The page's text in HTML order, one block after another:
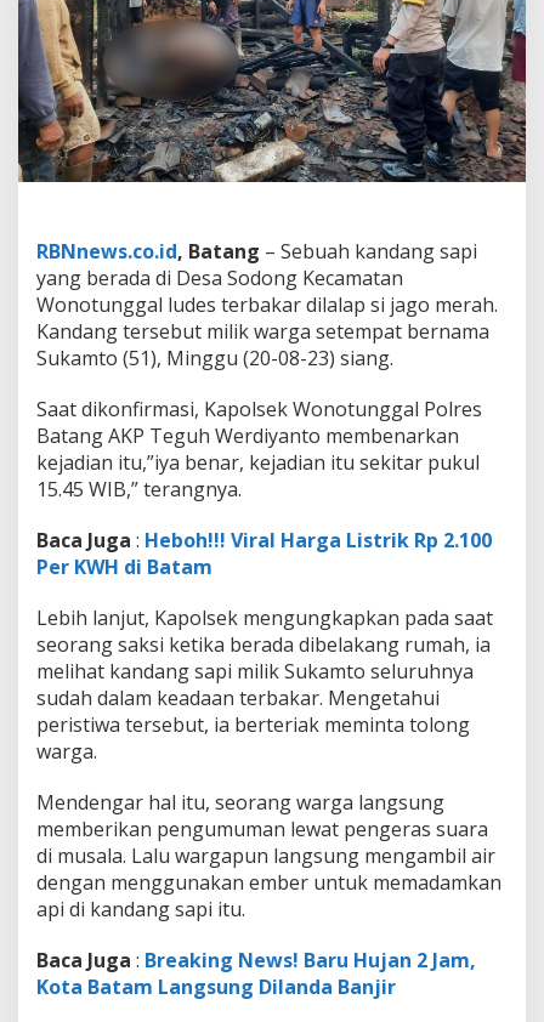
u
k
a
m
t
o
L
u
d
T
e
r
b
a
k
D
i
l
a
a
p
j
a
o
M
e
RBNnews.co.id, Batang – Sebuah kandang sapi
yang berada di Desa Sodong Kecamatan
Wonotunggal ludes terbakar dilalap si jago merah.
Kandang tersebut milik warga setempat bernama
Sukamto (51), Minggu (20-08-23) siang.
Saat dikonfirmasi, Kapolsek Wonotunggal Polres
Batang AKP Teguh Werdiyanto membenarkan
kejadian itu,”iya benar, kejadian itu sekitar pukul
15.45 WIB,” terangnya.
Baca Juga : Heboh!!! Viral Harga Listrik Rp 2.100
Per KWH di Batam
Lebih lanjut, Kapolsek mengungkapkan pada saat
seorang saksi ketika berada dibelakang rumah, ia
melihat kandang sapi milik Sukamto seluruhnya
sudah dalam keadaan terbakar. Mengetahui
peristiwa tersebut, ia berteriak meminta tolong
warga.
Mendengar hal itu, seorang warga langsung
memberikan pengumuman lewat pengeras suara
di musala. Lalu wargapun langsung mengambil air
dengan menggunakan ember untuk memadamkan
api di kandang sapi itu.
Baca Juga : Breaking News! Baru Hujan 2 Jam,
Kota Batam Langsung Dilanda Banjir